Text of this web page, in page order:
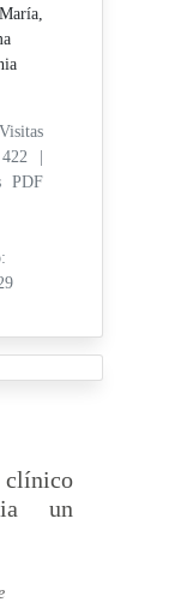
|
PDF
clínico
un